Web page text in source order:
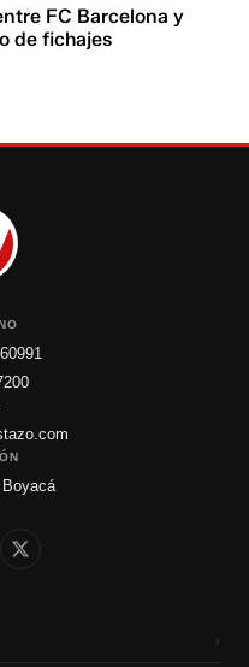
FC Barcelona y
de fichajes
›